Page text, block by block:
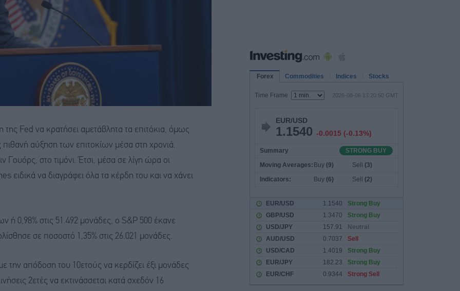
Fed να κρατήσει αμετάβλητα τα επιτόκια, όμως
αύξηση των επιτοκίων μέσα στη χρονιά.
Γουόρς, στο τιμόνι. Έτσι, μέσα σε λίγη ώρα οι
ειδικά να διαγράφει όλα τα κέρδη του και να χάνει
0,98% στις 51.492 μονάδες, ο S&P 500 έκανε
σε ποσοστό 1,35% στις 26.021 μονάδες.
την απόδοση του 10ετούς να κερδίζει έξι μονάδες
2ετές να εκτινάσσεται κατά σχεδόν 16